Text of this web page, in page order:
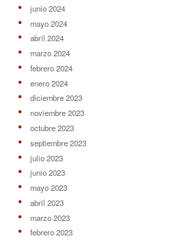
junio 2024
mayo 2024
abril 2024
marzo 2024
febrero 2024
enero 2024
diciembre 2023
noviembre 2023
octubre 2023
septiembre 2023
julio 2023
junio 2023
mayo 2023
abril 2023
marzo 2023
febrero 2023